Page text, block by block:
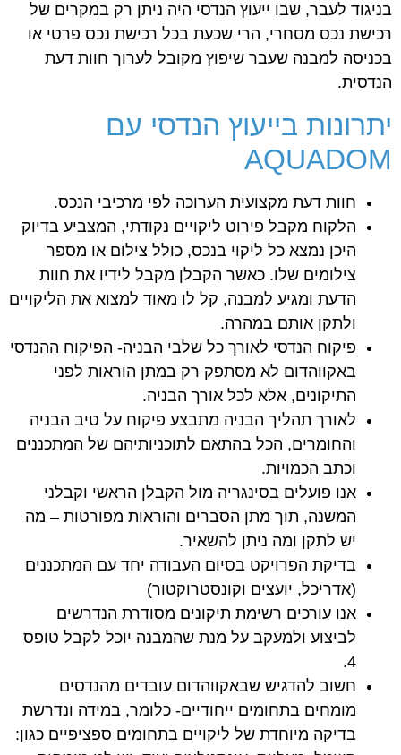
בניגוד לעבר, שבו ייעוץ הנדסי היה ניתן רק במקרים של
רכישת נכס מסחרי, הרי שכעת בכל רכישת נכס פרטי או
בכניסה למבנה שעבר שיפוץ מקובל לערוך חוות דעת
הנדסית.
יתרונות בייעוץ הנדסי עם
AQUADOM
חוות דעת מקצועית הערוכה לפי מרכיבי הנכס.
הלקוח מקבל פירוט ליקויים נקודתי, המצביע בדיוק
היכן נמצא כל ליקוי בנכס, כולל צילום או מספר
צילומים שלו. כאשר הקבלן מקבל לידיו את חוות
הדעת ומגיע למבנה, קל לו מאוד למצוא את הליקויים
ולתקן אותם במהרה.
פיקוח הנדסי לאורך כל שלבי הבניה- הפיקוח ההנדסי
באקווהדום לא מסתפק רק במתן הוראות לפני
התיקונים, אלא לכל אורך הבניה.
לאורך תהליך הבניה מתבצע פיקוח על טיב הבניה
והחומרים, הכל בהתאם לתוכניותיהם של המתכננים
וכתב הכמויות.
אנו פועלים בסינגריה מול הקבלן הראשי וקבלני
המשנה, תוך מתן הסברים והוראות מפורטות – מה
יש לתקן ומה ניתן להשאיר.
בדיקת הפרויקט בסיום העבודה יחד עם המתכננים
(אדריכל, יועצים וקונסטרוקטור)
אנו עורכים רשימת תיקונים מסודרת הנדרשים
לביצוע ולמעקב על מנת שהמבנה יוכל לקבל טופס
4.
חשוב להדגיש שבאקווהדום עובדים מהנדסים
מומחים בתחומים ייחודיים- כלומר, במידה ונדרשת
בדיקה מיוחדת של ליקויים בתחומים ספציפיים כגון: